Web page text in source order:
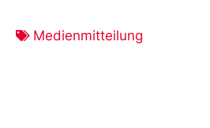
Medienmitteilung